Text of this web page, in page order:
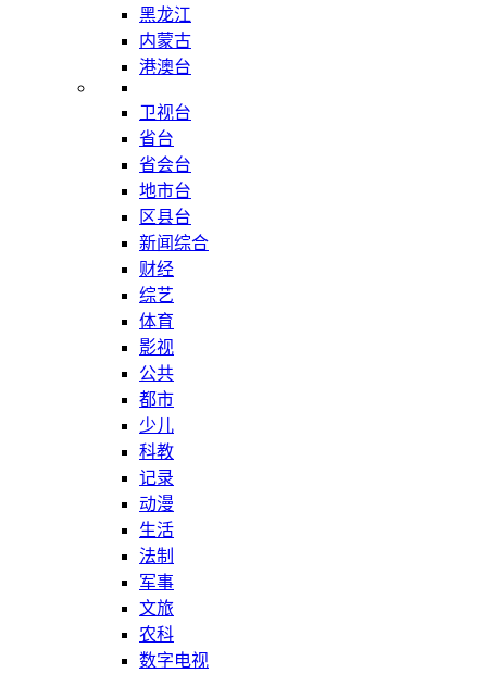
黑龙江
内蒙古
港澳台
卫视台
省台
省会台
地市台
区县台
新闻综合
财经
综艺
体育
影视
公共
都市
少儿
科教
记录
动漫
生活
法制
军事
文旅
农科
数字电视